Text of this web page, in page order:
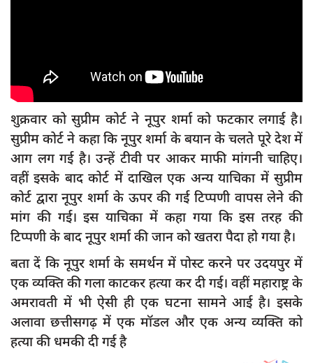
English
शुक्रवार को सुप्रीम कोर्ट ने नूपुर शर्मा को फटकार लगाई है।
सुप्रीम कोर्ट ने कहा कि नूपुर शर्मा के बयान के चलते पूरे देश में
आग लग गई है। उन्हें टीवी पर आकर माफी मांगनी चाहिए।
वहीं इसके बाद कोर्ट में दाखिल एक अन्य याचिका में सुप्रीम
कोर्ट द्वारा नूपुर शर्मा के ऊपर की गई टिप्पणी वापस लेने की
मांग की गई। इस याचिका में कहा गया कि इस तरह की
टिप्पणी के बाद नूपुर शर्मा की जान को खतरा पैदा हो गया है।
बता दें कि नूपुर शर्मा के समर्थन में पोस्ट करने पर उदयपुर में
एक व्यक्ति की गला काटकर हत्या कर दी गई। वहीं महाराष्ट्र के
अमरावती में भी ऐसी ही एक घटना सामने आई है। इसके
अलावा छत्तीसगढ़ में एक मॉडल और एक अन्य व्यक्ति को
हत्या की धमकी दी गई है